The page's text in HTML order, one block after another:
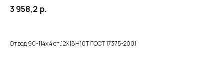
3 958,2 р.
Отвод 90-114х 4 ст.12Х18Н10Т ГОСТ 17375-2001